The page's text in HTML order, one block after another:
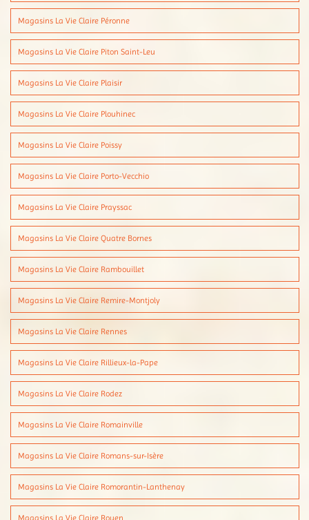
Magasins La Vie Claire Péronne
Magasins La Vie Claire Piton Saint-Leu
Magasins La Vie Claire Plaisir
Magasins La Vie Claire Plouhinec
Magasins La Vie Claire Poissy
Magasins La Vie Claire Porto-Vecchio
Magasins La Vie Claire Prayssac
Magasins La Vie Claire Quatre Bornes
Magasins La Vie Claire Rambouillet
Magasins La Vie Claire Remire-Montjoly
Magasins La Vie Claire Rennes
Magasins La Vie Claire Rillieux-la-Pape
Magasins La Vie Claire Rodez
Magasins La Vie Claire Romainville
Magasins La Vie Claire Romans-sur-Isère
Magasins La Vie Claire Romorantin-Lanthenay
Magasins La Vie Claire Rouen